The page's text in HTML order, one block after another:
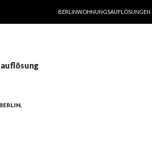
BERLINWOHNUNGSAUFLÖSUNGEN
,